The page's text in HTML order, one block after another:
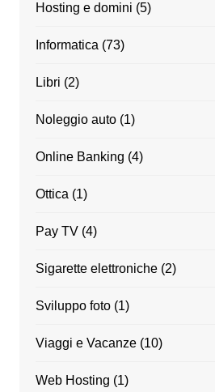
Hosting e domini (5)
Informatica (73)
Libri (2)
Noleggio auto(1)
Online Banking (4)
Ottica (1)
Pay TV(4)
Sigarette elettroniche(2)
Sviluppo foto(1)
Viaggi e Vacanze(10)
Web Hosting (1)